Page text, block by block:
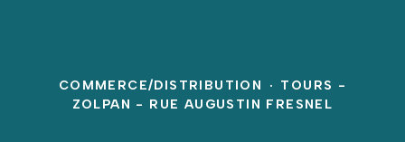
COMMERCE/DISTRIBUTION · TOURS -
ZOLPAN - RUE AUGUSTIN FRESNEL